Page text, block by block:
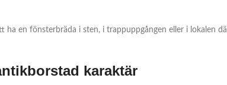
en fönsterbräda i sten, i trappuppgången eller i lokalen
karaktär